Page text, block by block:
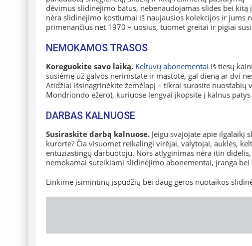
dėvimus slidinėjimo batus, nebenaudojamas slides bei
nėra slidinėjimo kostiumai iš naujausios kolekcijos ir jums
primenančius net 1970 – uosius, tuomet greitai ir pigiai
NEMOKAMOS TRASOS
Koreguokite savo laiką. Keltuvų abonementai iš tiesų
susiėmę už galvos nerimstate ir mąstote, gal dieną ar dvi
Atidžiai išsinagrinėkite žemėlapį – tikrai surasite nuostabių
Mondriondo ežero), kuriuose lengvai įkopsite į kalnus
DARBAS KALNUOSE
Susiraskite darbą kalnuose. Jeigu svajojate apie ilgalaikį
kurorte? Čia visuomet reikalingi virėjai, valytojai, auklės,
entuziastingų darbuotojų. Nors atlyginimas nėra itin
nemokamai suteikiami slidinėjimo abonementai, įranga bei
Linkime įsimintinų įspūdžių bei daug geros nuotaikos